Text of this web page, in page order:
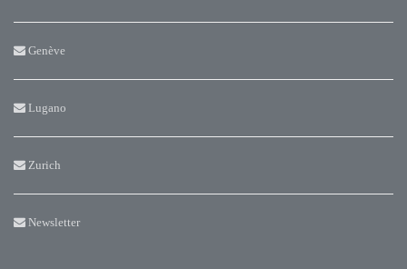
Genève
Lugano
Zurich
Newsletter